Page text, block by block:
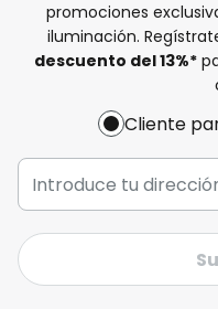
promociones
iluminación.
descuento del13%*
Cliente